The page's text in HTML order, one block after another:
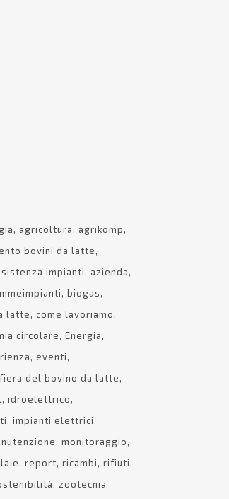
agricoltura
agrikomp
bovini da latte
impianti
azienda
biogas
latte
come lavoriamo
circolare
Energia
eventi
fiera del bovino da latte
idroelettrico
impianti elettrici
monitoraggio
report ricambi
rifiuti
zootecnia
992263